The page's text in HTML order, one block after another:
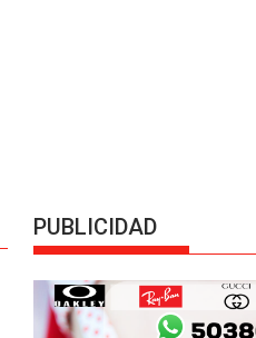
PUBLICIDAD